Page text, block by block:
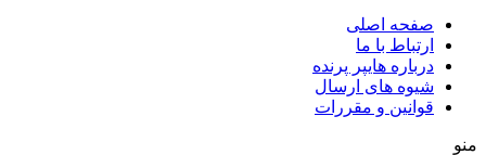
صفحه اصلی
ارتباط با ما
درباره هایپر پرنده
شیوه های ارسال
قوانین و مقررات
منو